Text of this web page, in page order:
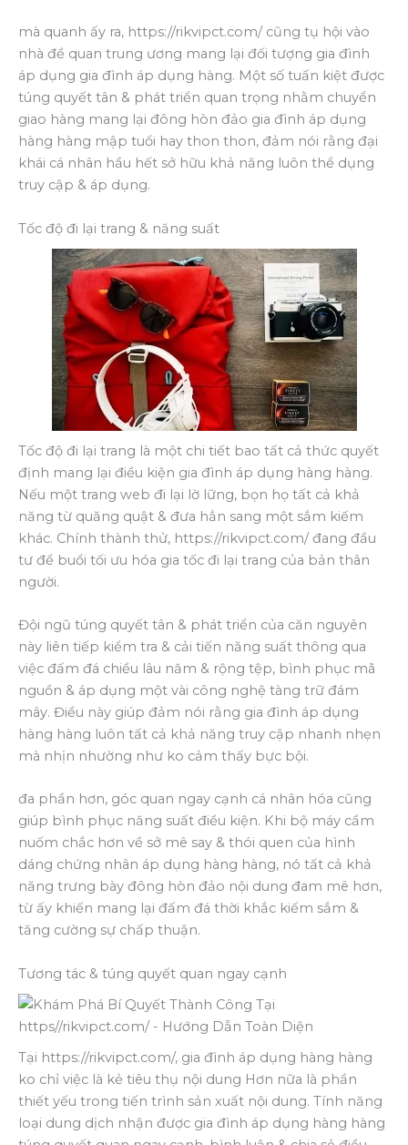
mà quanh ấy ra, https://rikvipct.com/ cũng tụ hội vào
nhà đề quan trung ương mang lại đối tượng gia đình
áp dụng gia đình áp dụng hàng. Một số tuấn kiệt được
túng quyết tân & phát triển quan trọng nhằm chuyển
giao hàng mang lại đông hòn đảo gia đình áp dụng
hàng hàng mập tuổi hay thon thon, đảm nói rằng đại
khái cá nhân hầu hết sở hữu khả năng luôn thể dụng
truy cập & áp dụng.
Tốc độ đi lại trang & năng suất
Tốc độ đi lại trang là một chi tiết bao tất cả thức quyết
định mang lại điều kiện gia đình áp dụng hàng hàng.
Nếu một trang web đi lại lờ lững, bọn họ tất cả khả
năng từ quăng quật & đưa hẳn sang một sắm kiếm
khác. Chính thành thử, https://rikvipct.com/ đang đầu
tư để buổi tối ưu hóa gia tốc đi lại trang của bản thân
người.
Đội ngũ túng quyết tân & phát triển của căn nguyên
này liên tiếp kiểm tra & cải tiến năng suất thông qua
việc đấm đá chiều lâu năm & rộng tệp, bình phục mã
nguồn & áp dụng một vài công nghệ tàng trữ đám
mây. Điều này giúp đảm nói rằng gia đình áp dụng
hàng hàng luôn tất cả khả năng truy cập nhanh nhẹn
mà nhịn nhường như ko cảm thấy bực bội.
đa phần hơn, góc quan ngay cạnh cá nhân hóa cũng
giúp bình phục năng suất điều kiện. Khi bộ máy cầm
nuốm chắc hơn về sở mê say & thói quen của hình
dáng chứng nhân áp dụng hàng hàng, nó tất cả khả
năng trưng bày đông hòn đảo nội dung đam mê hơn,
từ ấy khiến mang lại đấm đá thời khắc kiếm sắm &
tăng cường sự chấp thuận.
Tương tác & túng quyết quan ngay cạnh
Tại https://rikvipct.com/, gia đình áp dụng hàng hàng
ko chỉ việc là kẻ tiêu thụ nội dung Hơn nữa là phần
thiết yếu trong tiến trình sản xuất nội dung. Tính năng
loại dung dịch nhận được gia đình áp dụng hàng hàng